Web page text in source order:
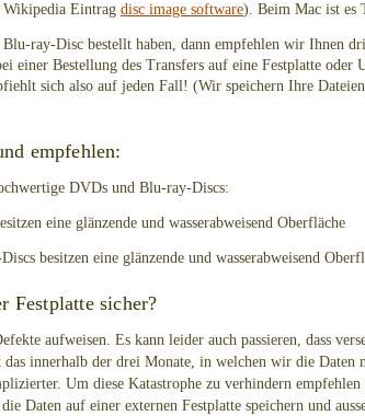
Eintrag disc image software). Beim Mac ist es
ray-Disc bestellt haben, dann empfehlen wir Ihnen
einer Bestellung des Transfers auf eine Festplatte
sich also auf jeden Fall! (Wir speichern Ihre
empfehlen:
DVDs und Blu-ray-Discs:
eine glänzende und wasserabweisend Oberfläche
besitzen eine glänzende und wasserabweisend
Festplatte sicher?
aufweisen. Es kann leider auch passieren, dass
das innerhalb der drei Monate, in welchen wir die
Um diese Katastrophe zu verhindern
Daten auf einer externen Festplatte speichern und